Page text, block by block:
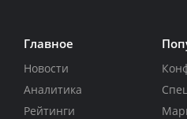
Главное
Новости
Аналитика
Рейтинги